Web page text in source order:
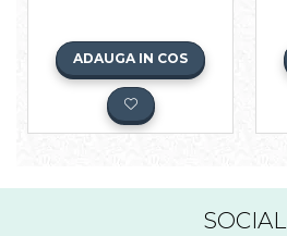
ADAUGA IN COS
SOCIAL